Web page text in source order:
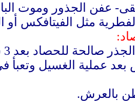
عفن الجذور وموت
مثل الفيتافكس أو
عملية الغسيل وتعبأ